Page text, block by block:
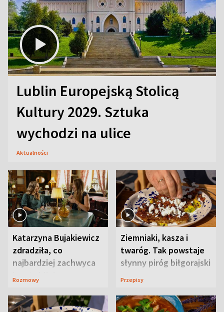
Lublin Europejską Stolicą
Kultury 2029. Sztuka
wychodzi na ulice
Aktualności
Katarzyna Bujakiewicz
zdradziła, co
najbardziej zachwyca
ją w Lublinie
Rozmowy
Ziemniaki, kasza i
twaróg. Tak powstaje
słynny piróg biłgorajski
Przepisy